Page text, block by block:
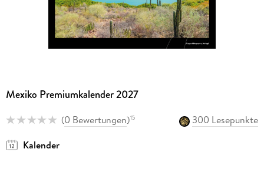
Mexiko Premiumkalender 2027
(0 Bewertungen)15
300 Lesepunkte
Kalender